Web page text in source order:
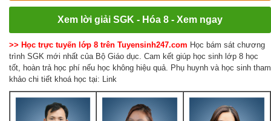
Xem lời giải SGK - Hóa 8 - Xem ngay
>> Học trực tuyến lớp 8 trên Tuyensinh247.com Học bám sát chương
trình SGK mới nhất của Bộ Giáo dục. Cam kết giúp học sinh lớp 8 học
tốt, hoàn trả học phí nếu học không hiệu quả. Phụ huynh và học sinh tham
khảo chi tiết khoá học tại: Link